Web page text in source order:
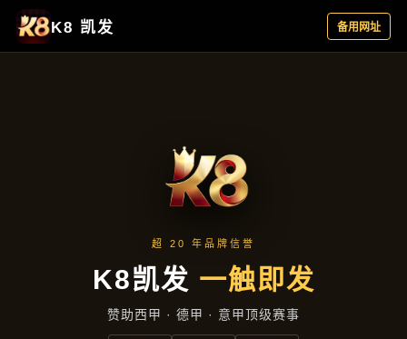
项目实录
首页 项目实录